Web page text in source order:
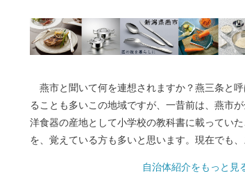
燕市と聞いて何を連想されますか？燕三条と
ることも多いこの地域ですが、一昔前は、燕市が
洋食器の産地として小学校の教科書に載っていた
を、覚えている方も多いと思います。現在でも、
0％以上を占め、鍋やフライパン、包丁をはじめ
自治体紹介をもっと見